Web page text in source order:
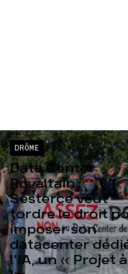
DRÔME 04 AOÛT
Data Center
Rovaltain :
Sesterce veut
tordre le droit
imposer son
datacenter
l’IA, un « Projet à